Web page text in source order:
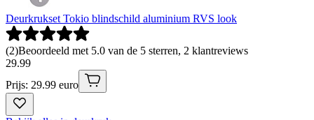
Deurkrukset Tokio blindschild aluminium RVS look
(2)Beoordeeld met 5.0 van de 5 sterren, 2 klantreviews
29.99
Prijs: 29.99 euro